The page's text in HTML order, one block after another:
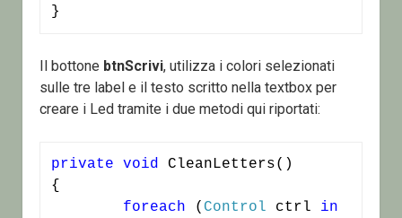
}
Il bottone btnScrivi, utilizza i colori selezionati
sulle tre label e il testo scritto nella textbox per
creare i Led tramite i due metodi qui riportati:
private void CleanLetters()
{
foreach ( Control ctrl in